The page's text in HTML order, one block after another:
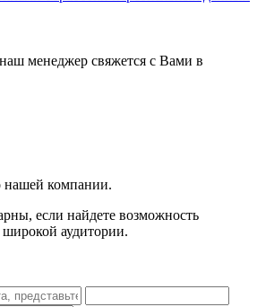
менеджер свяжется с Вами в
нашей компании.
если найдете возможность
широкой аудитории.